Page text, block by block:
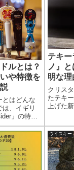
ルとは？
や特徴を
とはどんな
、イギリ
」の特徴
イダーとの
関係をわか
テキ
ノ』
明な
クリス
たテキ
上げた
は無色
ここで
や透明
ついて
ウイスキー